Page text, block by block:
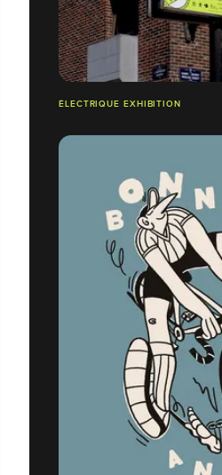
ÉLECTRIQUE EXHIBITION